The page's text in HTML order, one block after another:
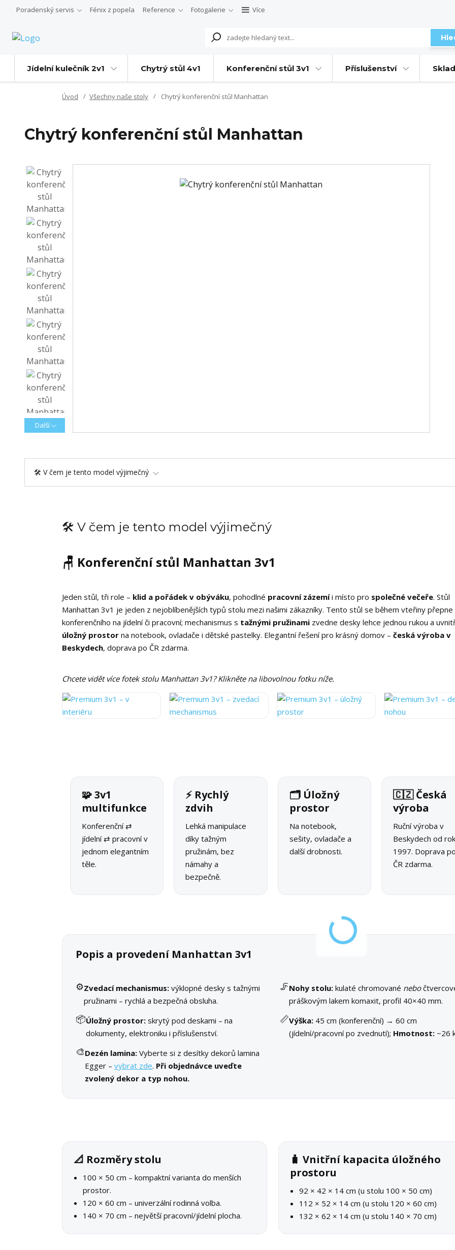
Poradenský servis Fénix z popela Reference Fotogalerie Více
Jídelní kulečník 2v1 Chytrý stůl 4v1 Konferenční stůl 3v1 Příslušenství
Úvod Všechny naše stoly Chytrý konferenční stůl Manhattan
Chytrý konferenční stůl Manhattan
Další
🛠️ V čem je tento model výjimečný
🛠️ V čem je tento model výjimečný
🪑 Konferenční stůl Manhattan 3v1
Jeden stůl, tři role – klid a pořádek v obýváku, pohodlné pracovní zázemíi místo pro společné večeře. Stůl
Manhattan 3v1 je jeden z nejoblíbenějších typů stolu mezi našimi zákazníky. Tento stůl se během vteřiny přepne
konferenčního na jídelní či pracovní; mechanismus s tažnými pružinami zvedne desky lehce jednou rukou a
úložný prostor na notebook, ovladače i dětské pastelky. Elegantní řešení pro krásný domov – česká výroba v
Beskydech, doprava po ČR zdarma.
Chcete vidět více fotek stolu Manhattan 3v1? Klikněte na libovolnou fotku níže.
🧩 3v1
multifunkce
Konferenční ⇄
jídelní ⇄ pracovní v
jednom elegantním
těle.
⚡ Rychlý
zdvih
Lehká manipulace
díky tažným
pružinám, bez
námahy a
bezpečně.
🗂️ Úložný
prostor
Na notebook,
sešity, ovladače a
další drobnosti.
🇨🇿 Česká
výroba
Ruční výroba v
Beskydech od
1997. Doprava
ČR zdarma.
Popis a provedení Manhattan 3v1
⚙️Zvedací mechanismus: výklopné desky s tažnými
pružinami – rychlá a bezpečná obsluha.
🦵Nohy stolu:kulaté chromované nebo
práškovým lakem komaxit, profil 40×40 mm.
📦Úložný prostor: skrytý pod deskami – na
dokumenty, elektroniku i příslušenství.
📏Výška:45 cm (konferenční) → 60 cm
(jídelní/pracovní po zvednutí); Hmotnost:~26
🎨Dezén lamina: Vyberte si z desítky dekorů lamina
Egger – vybrat zde. Při objednávce uveďte
zvolený dekor a typ nohou.
📐 Rozměry stolu
100 × 50 cm – kompaktní varianta do menších
prostor.
120 × 60 cm – univerzální rodinná volba.
140 × 70 cm – největší pracovní/jídelní plocha.
🧳 Vnitřní kapacita úložného
prostoru
92 × 42 × 14 cm (u stolu 100 × 50 cm)
112 × 52 × 14 cm (u stolu 120 × 60 cm)
132 × 62 × 14 cm (u stolu 140 × 70 cm)